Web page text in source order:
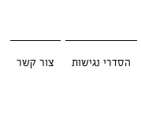
הסדרי נגישות צור קשר